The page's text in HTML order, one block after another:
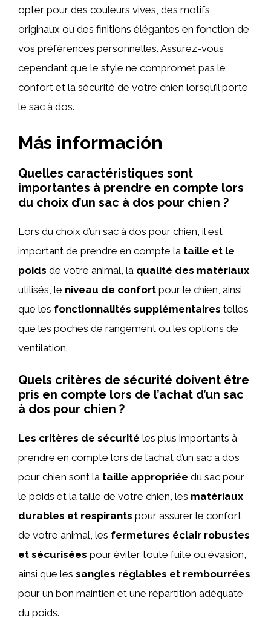
opter pour des couleurs vives, des motifs
originaux ou des finitions élégantes en fonction de
vos préférences personnelles. Assurez-vous
cependant que le style ne compromet pas le
confort et la sécurité de votre chien lorsqu’il porte
le sac à dos.
Más información
Quelles caractéristiques sont
importantes à prendre en compte lors
du choix d’un sac à dos pour chien ?
Lors du choix d’un sac à dos pour chien, il est
important de prendre en compte la taille et le
poids de votre animal, la qualité des matériaux
utilisés, le niveau de confort pour le chien, ainsi
que les fonctionnalités supplémentaires telles
que les poches de rangement ou les options de
ventilation.
Quels critères de sécurité doivent être
pris en compte lors de l’achat d’un sac
à dos pour chien ?
Les critères de sécurité les plus importants à
prendre en compte lors de l’achat d’un sac à dos
pour chien sont la taille appropriée du sac pour
le poids et la taille de votre chien, les matériaux
durables et respirants pour assurer le confort
de votre animal, les fermetures éclair robustes
et sécurisées pour éviter toute fuite ou évasion,
ainsi que les sangles réglables et rembourrées
pour un bon maintien et une répartition adéquate
du poids.